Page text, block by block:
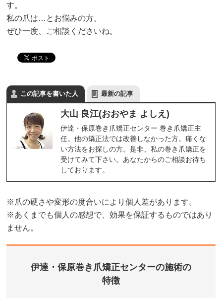
す。
私の爪は…とお悩みの方。
ぜひ一度、ご相談くださいね。
この記事を書いた人 最新の記事
大山 良江(おおやま よしえ)
伊達・保原巻き爪矯正センター 巻き爪矯正主
任。他の矯正法では改善しなかった方。痛くな
い方法をお探しの方。是非、私の巻き爪矯正を
受けてみて下さい。あなたからのご相談お待ち
しております。
※爪の硬さや変形の度合いにより個人差があります。
※あくまでも個人の感想で、効果を保証するものではあり
ません。
伊達・保原巻き爪矯正センターの施術の
特徴